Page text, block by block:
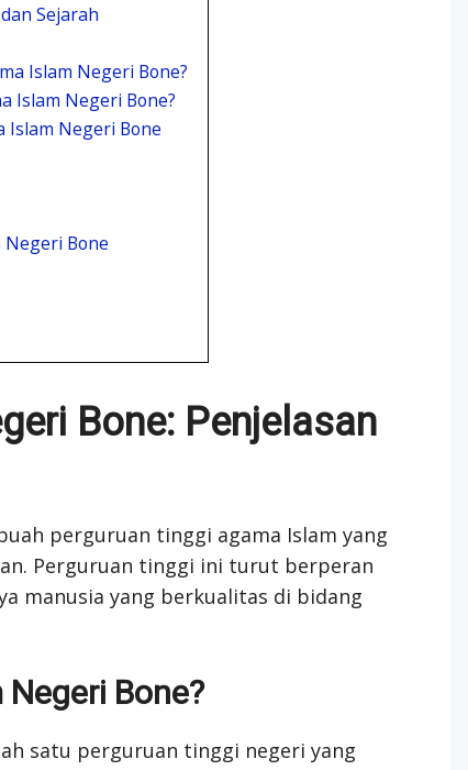
Sejarah
Islam Negeri Bone?
Islam Negeri Bone?
Islam Negeri Bone
Bone
Bone: Penjelasan
perguruan tinggi agama Islam yang
Perguruan tinggi ini turut berperan
manusia yang berkualitas di bidang
Bone?
satu perguruan tinggi negeri yang